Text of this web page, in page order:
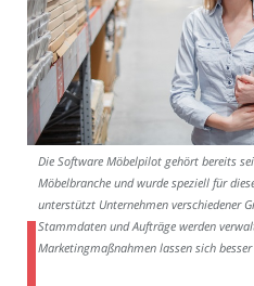
Die Software Möbelpilot gehört bereits
Möbelbranche und wurde speziell für
unterstützt Unternehmen verschiedener
Stammdaten und Aufträge werden
Marketingmaßnahmen lassen sich